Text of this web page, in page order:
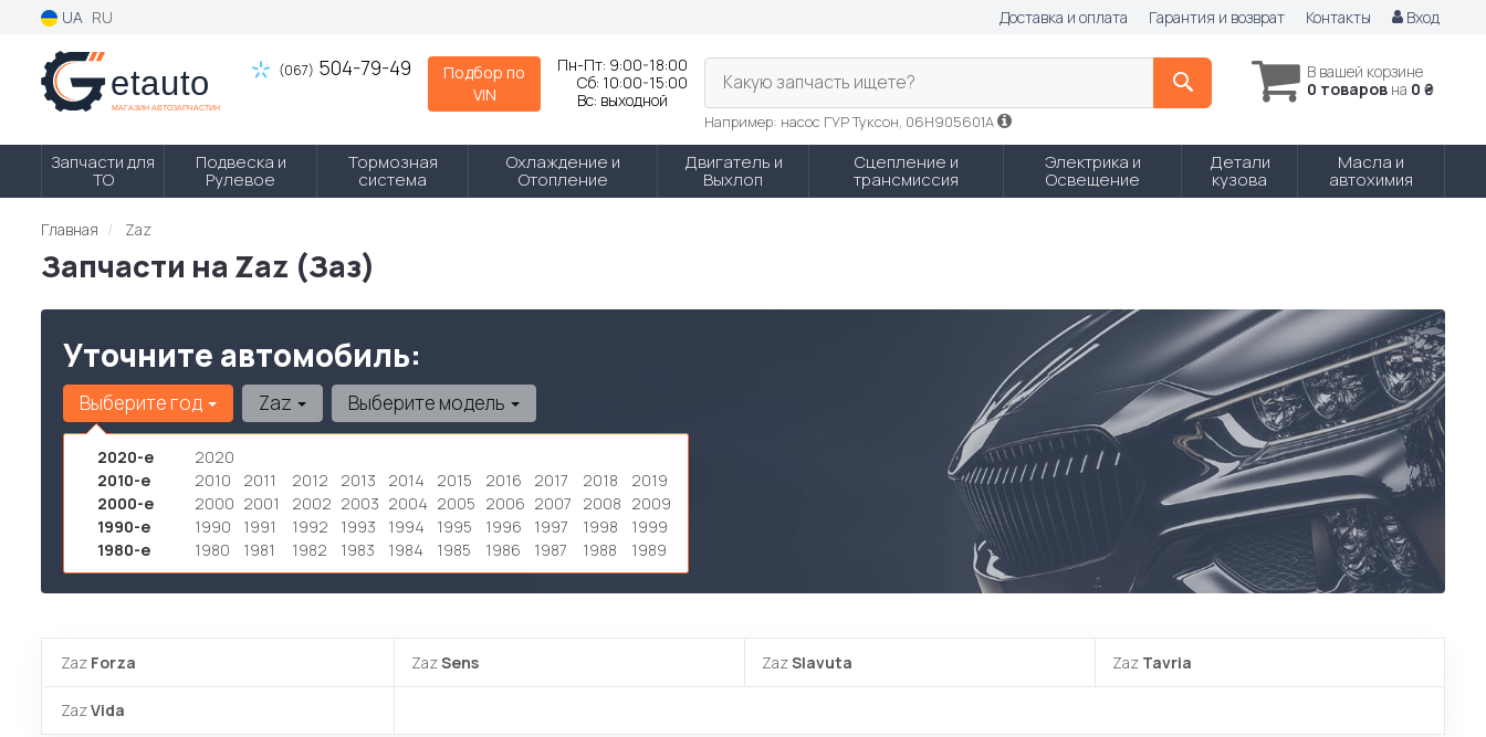
UA RU Доставка и оплата Гарантия и возврат Контакты Вход
(067) 504-79-49
Подбор по
VIN
Пн-Пт: 9:00-18:00
Сб: 10:00-15:00
Вс: выходной
В вашей корзине
0 товаров на 0 ₴
Какую запчасть ищете?
Например: насос ГУР Туксон, 06H905601A
Запчасти для
ТО
Подвеска и
Рулевое
Тормозная
система
Охлаждение и
Отопление
Двигатель и
Выхлоп
Сцепление и
трансмиссия
Электрика и
Освещение
Детали
кузова
Масла и
автохимия
Главная Zaz
Запчасти на Zaz (Заз)
Уточните автомобиль:
Выберите год
2020-е
2020
2010-е
2010 2011 2012 2013 2014 2015 2016 2017 2018
2019
2000-е
2000 2001 2002 2003 2004 2005 2006 2007 2008 2009
1990-е
1990 1991 1992 1993 1994 1995 1996 1997 1998
1999
1980-е
1980 1981 1982 1983 1984 1985 1986 1987 1988 1989
Zaz Выберите модель
Zaz Forza ZazSens ZazSlavuta Zaz Tavria
ZazVida